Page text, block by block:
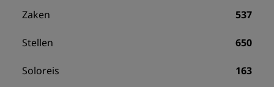
Zaken 537
Stellen 650
Soloreis 163